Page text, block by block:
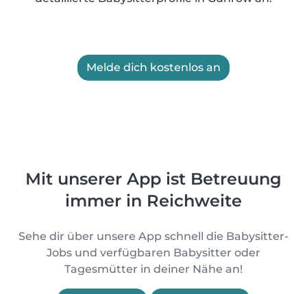
Melde dich kostenlos an
Mit unserer App ist Betreuung
immer in Reichweite
Sehe dir über unsere App schnell die Babysitter-
Jobs und verfügbaren Babysitter oder
Tagesmütter in deiner Nähe an!